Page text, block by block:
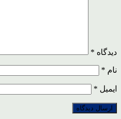
دیدگاه *
نام *
ایمیل *